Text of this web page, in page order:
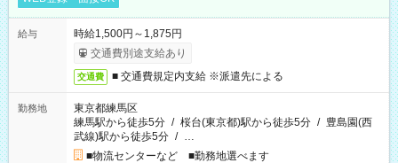
給与
時給1,500円～1,875円
交通費別途支給あり
交通費 ■ 交通費規定内支給 ※派遣先による
勤務地
東京都練馬区
練馬駅から徒歩5分 / 桜台(東京都)駅から徒歩5分 / 豊島園(西
武線)駅から徒歩5分 / …
■物流センターなど ■勤務地選べます